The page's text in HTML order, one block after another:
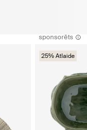
sponsorēts
25% Atlaide